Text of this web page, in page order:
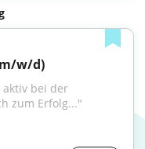
w/d)
aktiv bei der
zum Erfolg..."